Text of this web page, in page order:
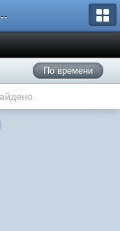
беседка
По времени